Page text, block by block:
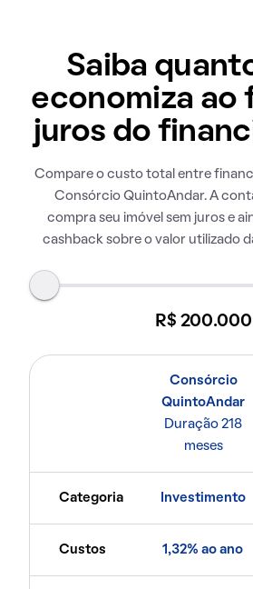
Saiba
economiza ao
juros do
Compare o custo total entre
Consórcio QuintoAndar. A
compra seu imóvel sem juros e
cashback sobre o valor utilizado
R$ 200.000
Consórcio
QuintoAndar
Duração 218
meses
Categoria Investimento
Custos 1,32% ao ano